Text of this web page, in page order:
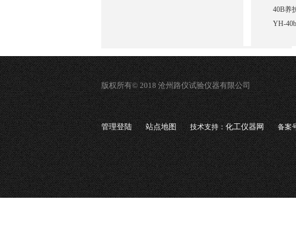
40B养
YH-
版权所有© 2018 沧州路仪试验仪器有限公司
管理登陆 站点地图 技术支持：化工仪器网 备案